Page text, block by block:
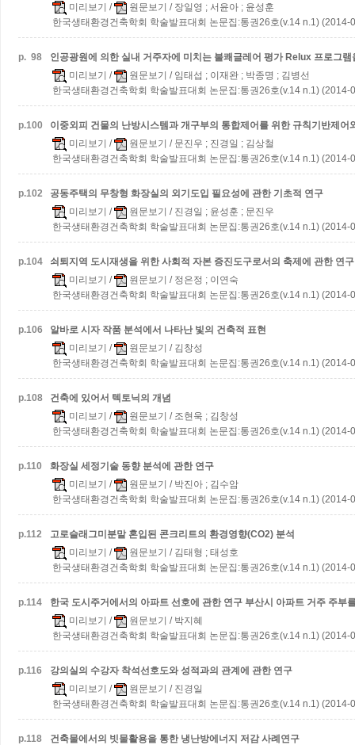
미리보기 / 원문보기 / 장일영 ; 서윤아 ; 윤성훈
한국생태환경건축학회 학술발표대회 논문집:통권26호(v.14 n.1) (2014-
p. 98 인공광원에 의한 실내 거주자에 미치는 불쾌글레어 평가 Relux 프로그램
미리보기 / 원문보기 / 임태섭 ; 이재완 ; 박종명 ; 김병선
한국생태환경건축학회 학술발표대회 논문집:통권26호(v.14 n.1) (2014-
p.100
이중외피 건물의 난방시스템과 개구부의 통합제어를 위한 규칙기반제어
미리보기 / 원문보기 / 문진우 ; 진경일 ; 김상철
한국생태환경건축학회 학술발표대회 논문집:통권26호(v.14 n.1) (2014-
p.102
공동주택의 무창형 화장실의 외기도입 필요성에 관한 기초적 연구
미리보기 / 원문보기 / 진경일 ; 윤성훈 ; 문진우
한국생태환경건축학회 학술발표대회 논문집:통권26호(v.14 n.1) (2014-
p.104
쇠퇴지역 도시재생을 위한 사회적 자본 증진도구로서의 축제에 관한 연구
미리보기 / 원문보기 / 정은정 ; 이연숙
한국생태환경건축학회 학술발표대회 논문집:통권26호(v.14 n.1) (2014-
p.106
알바로 시자 작품 분석에서 나타난 빛의 건축적 표현
미리보기 / 원문보기 / 김창성
한국생태환경건축학회 학술발표대회 논문집:통권26호(v.14 n.1) (2014-
p.108
건축에 있어서 텍토닉의 개념
미리보기 / 원문보기 / 조현욱 ; 김창성
한국생태환경건축학회 학술발표대회 논문집:통권26호(v.14 n.1) (2014-
p.110
화장실 세정기술 동향 분석에 관한 연구
미리보기 / 원문보기 / 박진아 ; 김수암
한국생태환경건축학회 학술발표대회 논문집:통권26호(v.14 n.1) (2014-
p.112
고로슬래그미분말 혼입된 콘크리트의 환경영향(CO2) 분석
미리보기 / 원문보기 / 김태형 ; 태성호
한국생태환경건축학회 학술발표대회 논문집:통권26호(v.14 n.1) (2014-
p.114 한국 도시주거에서의 아파트 선호에 관한 연구 부산시 아파트 거주 주부
미리보기 / 원문보기 / 박지혜
한국생태환경건축학회 학술발표대회 논문집:통권26호(v.14 n.1) (2014-
p.116
강의실의 수강자 착석선호도와 성적과의 관계에 관한 연구
미리보기 / 원문보기 / 진경일
한국생태환경건축학회 학술발표대회 논문집:통권26호(v.14 n.1) (2014-
p.118
건축물에서의 빗물활용을 통한 냉난방에너지 저감 사례연구